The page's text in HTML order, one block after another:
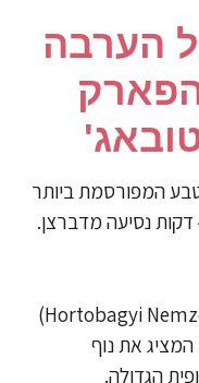
הערבה
המפורסמת ביותר
הפארק הלאומי הורטובאג' (Hortobagyi Nemzeti Park)
את נוף